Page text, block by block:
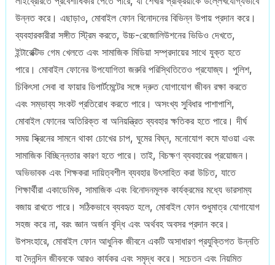
উন্নত করে। এছাড়াও, মোবাইল ফোন বিনোদনের বিভিন্ন উপায় প্রদান করে।
ব্যবহারকারীরা সঙ্গীত স্ট্রিম করতে, উচ্চ-রেজোলিউশনের ভিডিও দেখতে,
ইন্টারেক্টিভ গেম খেলতে এবং সামাজিক মিডিয়া সম্প্রদায়ের সাথে যুক্ত হতে
পারে। মোবাইল ফোনের উপযোগিতা জরুরি পরিস্থিতিতেও প্রযোজ্য। পুলিশ,
চিকিৎসা সেবা বা ফায়ার ডিপার্টমেন্টের সঙ্গে দ্রুত যোগাযোগ জীবন রক্ষা করতে
এবং সম্ভাব্য সংকট প্রতিরোধ করতে পারে। অসংখ্য সুবিধার পাশাপাশি,
মোবাইল ফোনের অতিরিক্ত বা অনিয়ন্ত্রিত ব্যবহার ক্ষতিকর হতে পারে। দীর্ঘ
সময় স্ক্রিনের সামনে থাকা চোখের চাপ, ঘুমের বিঘ্ন, মনোযোগ কমে যাওয়া এবং
সামাজিক বিচ্ছিন্নতার কারণ হতে পারে। তাই, বিচক্ষণ ব্যবহারের প্রয়োজন।
অভিভাবক এবং শিক্ষকরা দায়িত্বশীল ব্যবহার উৎসাহিত করা উচিত, যাতে
শিক্ষার্থীরা একাডেমিক, সামাজিক এবং বিনোদনমূলক কার্যক্রমের মধ্যে ভারসাম্য
বজায় রাখতে পারে। সঠিকভাবে ব্যবহৃত হলে, মোবাইল ফোন শুধুমাত্র যোগাযোগ
সহজ করে না, বরং জ্ঞান অর্জন বৃদ্ধি এবং অর্থবহ অবসর প্রদান করে।
উপসংহারে, মোবাইল ফোন আধুনিক জীবনে একটি অসাধারণ প্রযুক্তিগত উন্নতি
যা দৈনন্দিন জীবনকে আরও কার্যকর এবং সমৃদ্ধ করে। সচেতন এবং নিয়মিত